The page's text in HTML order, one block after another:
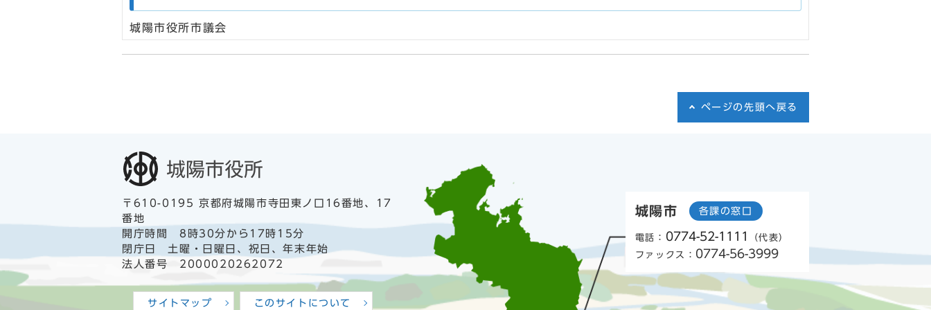
城陽市役所市議会
ページの先頭へ戻る
〒610-0195 京都府城陽市寺田東ノ口16番地、17
番地
開庁時間 8時30分から17時15分
閉庁日 土曜・日曜日、祝日、年末年始
法人番号 2000020262072
サイトマップ このサイトについて
城陽市 各課の窓口
電話： 0774-52-1111
（代表）
ファックス： 0774-56-3999